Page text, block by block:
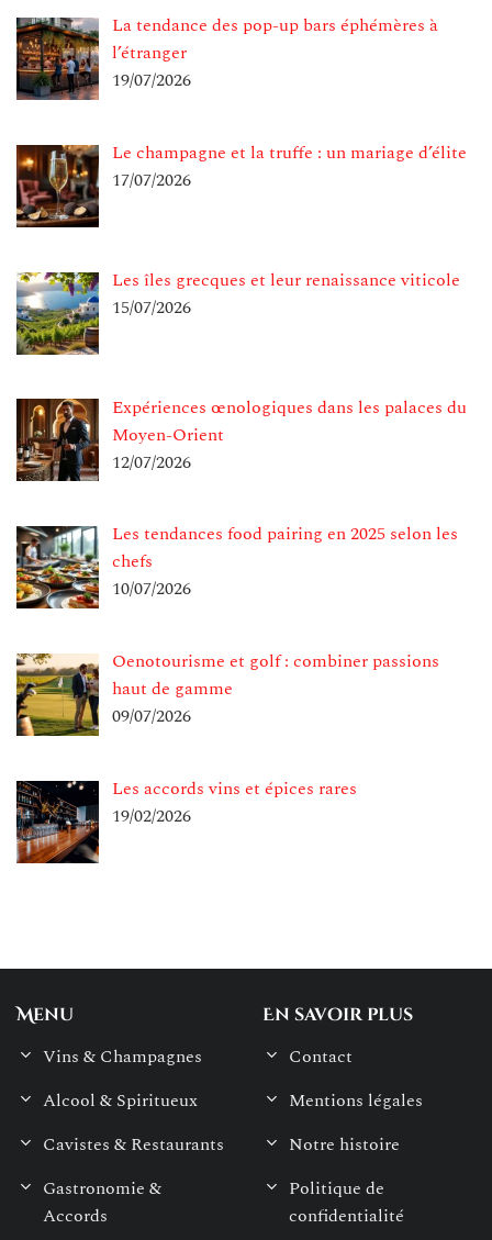
La tendance des pop-up bars éphémères à
l’étranger
19/07/2026
Le champagne et la truffe : un mariage d’élite
17/07/2026
Les îles grecques et leur renaissance viticole
15/07/2026
Expériences œnologiques dans les palaces du
Moyen-Orient
12/07/2026
Les tendances food pairing en 2025 selon les
chefs
10/07/2026
Oenotourisme et golf : combiner passions
haut de gamme
09/07/2026
Les accords vins et épices rares
19/02/2026
Menu
Vins & Champagnes
Alcool & Spiritueux
Cavistes & Restaurants
Gastronomie &
Accords
En savoir plus
Contact
Mentions légales
Notre histoire
Politique de
confidentialité